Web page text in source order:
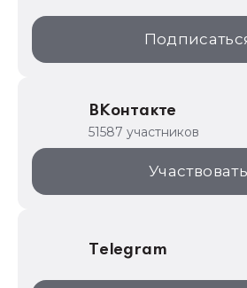
1С:Образование
ИТС.1C.ru
1С:Торговая площадка
ВКонтакте
51587 участников
Участвовать
Telegram